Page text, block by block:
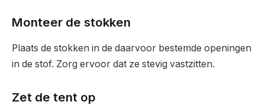
Monteer de stokken
Plaats de stokken in de daarvoor bestemde openingen
in de stof. Zorg ervoor dat ze stevig vastzitten.
Zet de tent op